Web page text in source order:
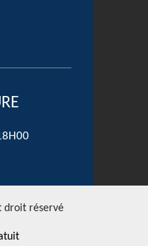
droit réservé